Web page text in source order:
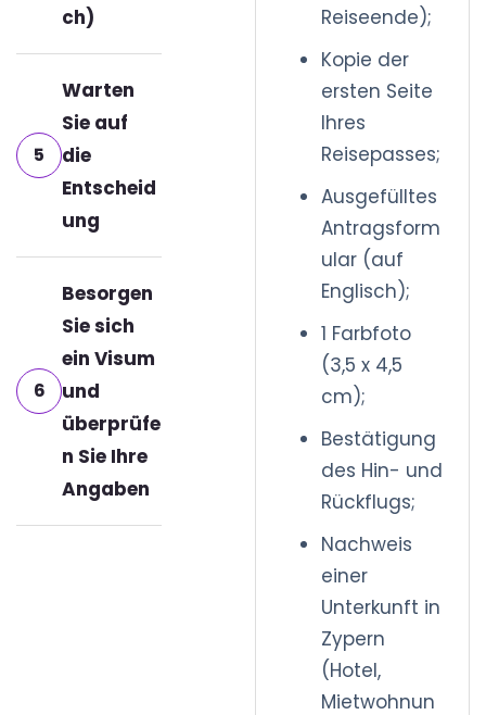
ch)
5
Warten
Sie auf
die
Entscheid
ung
6
Besorgen
Sie sich
ein Visum
und
überprüfe
n Sie Ihre
Angaben
Reiseende);
Kopie der
ersten Seite
Ihres
Reisepasses;
Ausgefülltes
Antragsform
ular (auf
Englisch);
1 Farbfoto
(3,5 x 4,5
cm);
Bestätigung
des Hin- und
Rückflugs;
Nachweis
einer
Unterkunft in
Zypern
(Hotel,
Mietwohnun